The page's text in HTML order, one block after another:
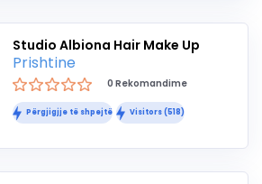
Studio Albiona Hair Make Up
Prishtine
0 Rekomandime
Përgjigjje të shpejtë Visitors (518)